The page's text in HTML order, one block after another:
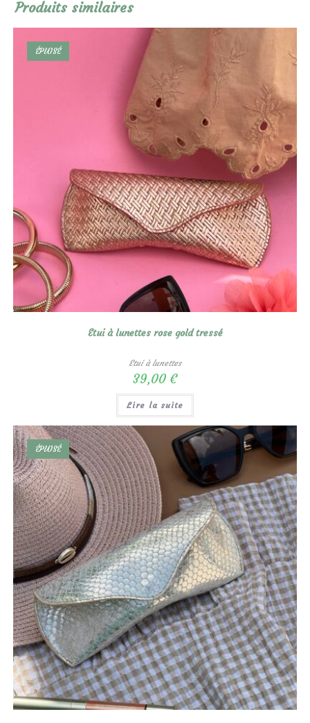
Produits similaires
ÉPUISÉ
Etui à lunettes rose gold tressé
Etui à lunettes
39,00 €
Lire la suite
ÉPUISÉ